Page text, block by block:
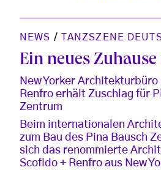
NEWS / TANZSZENE
Ein neues
New Yorker
Renfro erhält Zuschlag für
Zentrum
Beim internationalen
zum Bau des Pina Bausch
sich das renommierte
Scofido + Renfro aus New